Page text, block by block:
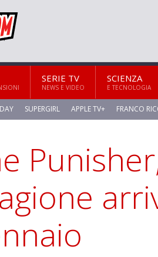
SERIE TV
NEWS E VIDEO
SCIENZA
E TECNOLOGIA
SUPERGIRL APPLE TV+ FRANCO